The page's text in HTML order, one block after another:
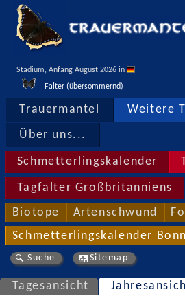
Stadium, Anfang August 2026 in
Falter (übersommernd)
Trauermantel Weitere
Über uns...
Schmetterlingskalender
Tagfalter Großbritanniens
Biotope Artenschwund
Schmetterlingskalender Bonn
Suche Sitemap
Tagesansicht